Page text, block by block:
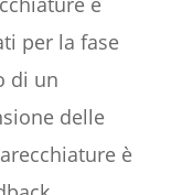
per la fase
di un
delle
è